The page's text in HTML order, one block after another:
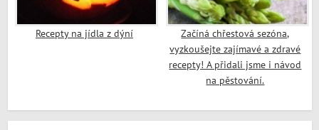
Recepty na jídla z dýní
Začíná chřestová sezóna,
vyzkoušejte zajímavé a zdravé
recepty! A přidali jsme i návod
na pěstování.